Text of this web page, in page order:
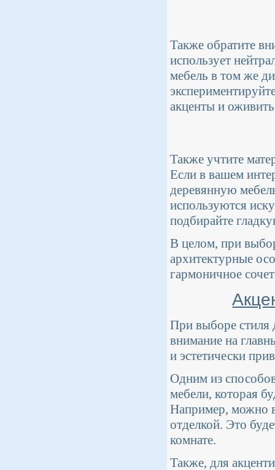
Также обратите
использует
мебель в том же
акценты и
Также учтите
Если в вашем
деревянную
используются
подбирайте
В целом, при
архитектурные
гармоничное
При выборе стиля
внимание на
и эстетически
Одним из
мебели, которая
Например, можно
отделкой. Это
комнате.
Также, для